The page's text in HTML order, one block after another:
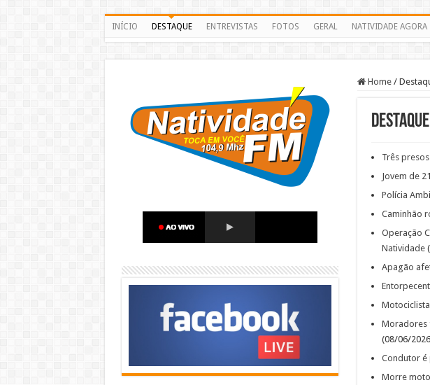
INÍCIO DESTAQUE ENTREVISTAS FOTOS GERAL NATIVIDADE AGORA
Home /
Destaque
Três
Jovem de
Polícia
Caminhão
Operação
Natividade
Apagão
Moradores
(08/06/
Condutor é
Morre